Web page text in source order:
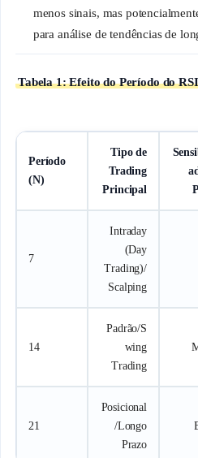
menos sinais, mas
para análise de tendências de
Tabela 1: Efeito do Período do
Período
(N)
Tipo de
Trading
Principal
7
Intraday
(Day
Trading)/
Scalping
14
Padrão/S
wing
Trading
21
Posicional
/Longo
Prazo